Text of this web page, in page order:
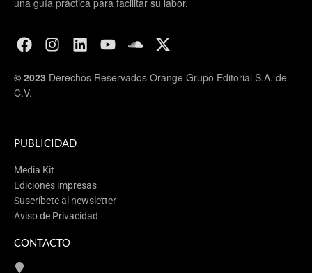
© 2023 Derechos Reservados Orange Grupo Editorial S.A. de
C.V.
PUBLICIDAD
Media Kit
Ediciones impresas
Suscríbete al newsletter
Aviso de Privacidad
CONTACTO